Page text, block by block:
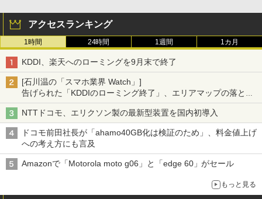
アクセスランキング
1時間 24時間 1週間 1カ月
KDDI、楽天へのローミングを9月末で終了
[石川温の「スマホ業界 Watch」]
告げられた「KDDIのローミング終了」、エリアマップの落とし
穴と楽天モバイルの課題
NTTドコモ、エリクソン製の最新型装置を国内初導入
ドコモ前田社長が「ahamo40GB化は検証のため」、料金値上げ
への考え方にも言及
Amazonで「Motorola moto g06」と「edge 60」がセール
もっと見る